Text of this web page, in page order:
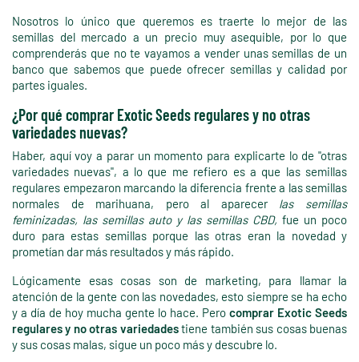
Nosotros lo único que queremos es traerte lo mejor de las
semillas del mercado a un precio muy asequible, por lo que
comprenderás que no te vayamos a vender unas semillas de un
banco que sabemos que puede ofrecer semillas y calidad por
partes iguales.
¿Por qué comprar Exotic Seeds regulares y no otras
variedades nuevas?
Haber, aquí voy a parar un momento para explicarte lo de "otras
variedades nuevas", a lo que me refiero es a que las semillas
regulares empezaron marcando la diferencia frente a las semillas
normales de marihuana, pero al aparecer las semillas
feminizadas, las semillas auto y las semillas CBD, fue un poco
duro para estas semillas porque las otras eran la novedad y
prometían dar más resultados y más rápido.
Lógicamente esas cosas son de marketing, para llamar la
atención de la gente con las novedades, esto siempre se ha echo
y a día de hoy mucha gente lo hace. Pero comprar Exotic Seeds
regulares y no otras variedadestiene también sus cosas buenas
y sus cosas malas, sigue un poco más y descubre lo.